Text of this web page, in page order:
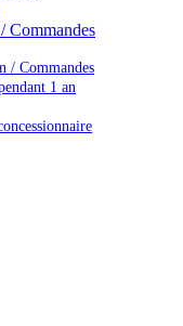
Commandes
/ Commandes
1 an